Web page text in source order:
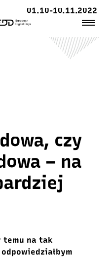
01.10-10.11.2022
czy
– na
temu na tak